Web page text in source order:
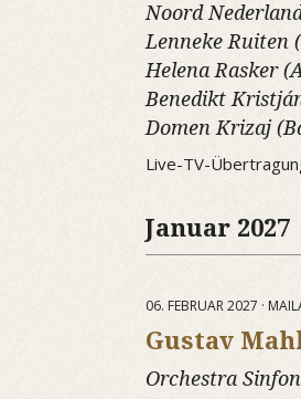
Noord
Lenneke Ruiten
Helena Rasker
Benedikt
Domen Krizaj
Live-TV-
Januar 2027
06. FEBRUAR 2027 ·
Gustav
Orchestra